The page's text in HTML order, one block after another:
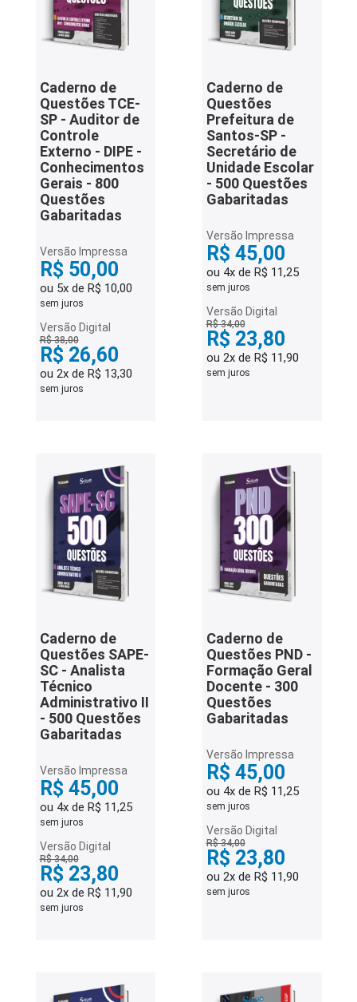
Caderno de
Questões TCE-
SP - Auditor de
Controle
Externo - DIPE -
Conhecimentos
Gerais - 800
Questões
Gabaritadas
Versão Impressa
R$ 50,00
ou 5x de R$ 10,00
sem juros
Versão Digital
R$ 38,00
R$ 26,60
ou 2x de R$ 13,30
sem juros
Caderno de
Questões
Prefeitura de
Santos-SP -
Secretário de
Unidade Escolar
- 500 Questões
Gabaritadas
Versão Impressa
R$ 45,00
ou 4x de R$ 11,25
sem juros
Versão Digital
R$ 34,00
R$ 23,80
ou 2x de R$ 11,90
sem juros
Caderno de
Questões SAPE-
SC - Analista
Técnico
Administrativo II
- 500 Questões
Gabaritadas
Versão Impressa
R$ 45,00
ou 4x de R$ 11,25
sem juros
Versão Digital
R$ 34,00
R$ 23,80
ou 2x de R$ 11,90
sem juros
Caderno de
Questões PND -
Formação Geral
Docente - 300
Questões
Gabaritadas
Versão Impressa
R$ 45,00
ou 4x de R$ 11,25
sem juros
Versão Digital
R$ 34,00
R$ 23,80
ou 2x de R$ 11,90
sem juros